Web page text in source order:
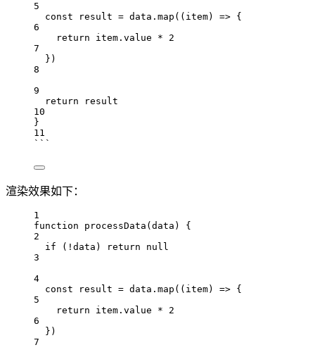
5
const
result = data . map (( item) => {
6
return
item . value *
2
7
})
8
9
return
result
10
}
11
```
渲染效果如下：
1
function
processData ( data ) {
2
if ( ! data ) return
null
3
4
const
result = data . map (( item) => {
5
return
item . value *
2
6
})
7